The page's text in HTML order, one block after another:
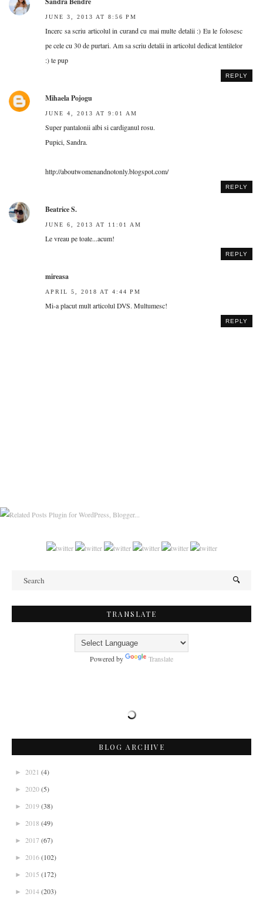
JUNE 3, 2013 AT 8:56 PM
Incerc sa scriu articolul in curand cu mai multe detalii :) Eu le folosesc
pe cele cu 30 de purtari. Am sa scriu detalii in articolul dedicat lentilelor
:) te pup
REPLY
Mihaela Pojogu
JUNE 4, 2013 AT 9:01 AM
Super pantalonii albi si cardiganul rosu.
Pupici, Sandra.
http://aboutwomenandnotonly.blogspot.com/
REPLY
Beatrice S.
JUNE 6, 2013 AT 11:01 AM
Le vreau pe toate...acum!
REPLY
mireasa
APRIL 5, 2018 AT 4:44 PM
Mi-a placut mult articolul DVS. Multumesc!
REPLY
TRANSLATE
Powered by Translate
BLOG ARCHIVE
► 2021 (4)
► 2020(5)
► 2019(38)
► 2018 (49)
► 2017 (67)
► 2016(102)
► 2015 (172)
► 2014(203)